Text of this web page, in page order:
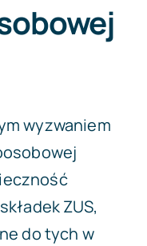
wyzwaniem
ZUS,
do tych w